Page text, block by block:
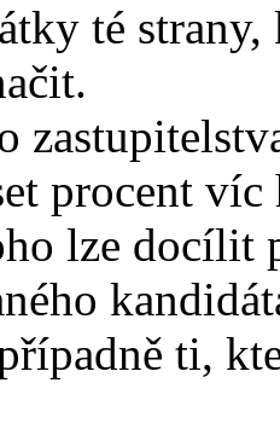
té
procent
lze docílit
ti,